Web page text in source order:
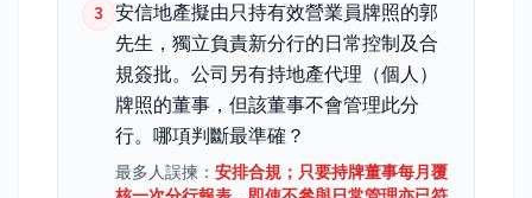
3
安信地產擬由只持有效營業員牌照的郭
先生，獨立負責新分行的日常控制及合
規簽批。公司另有持地產代理（個人）
牌照的董事，但該董事不會管理此分
行。哪項判斷最準確？
最多人誤揀： 安排合規；只要持牌董事每月覆